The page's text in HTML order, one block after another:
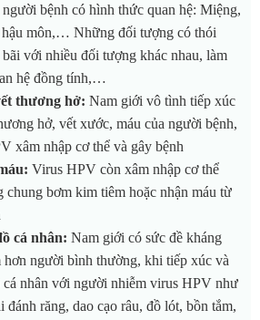
bệnh có hình thức quan hệ: Miệng,
hậu môn,… Những đối tượng có thói
bãi với nhiều đối tượng khác nhau, làm
hệ đồng tính,…
thương hở: Nam giới vô tình tiếp xúc
hở, vết xước, máu của người bệnh,
xâm nhập cơ thể và gây bệnh
Virus HPV còn xâm nhập cơ thể
chung bơm kim tiêm hoặc nhận máu từ
cá nhân: Nam giới có sức đề kháng
hơn người bình thường, khi tiếp xúc và
cá nhân với người nhiễm virus HPV như
đánh răng, dao cạo râu, đồ lót, bồn tắm,